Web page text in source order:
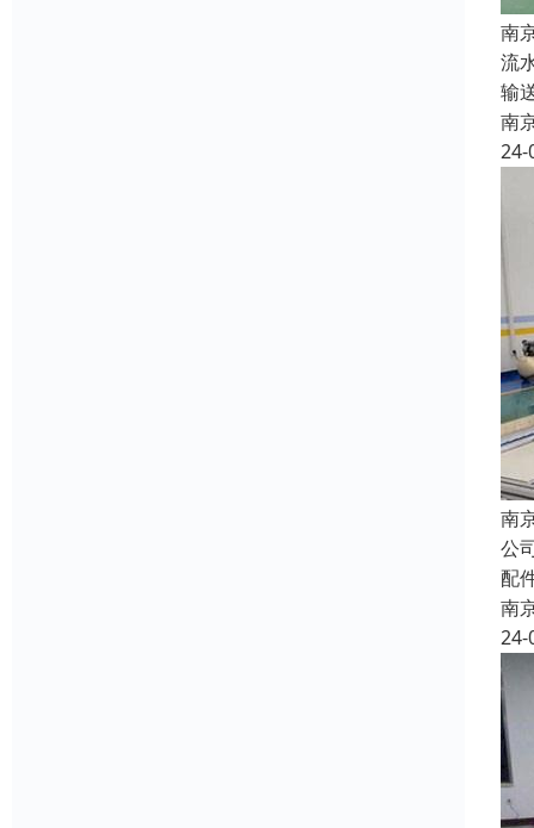
南
流
输
南
24-
南
公
配
南
24-